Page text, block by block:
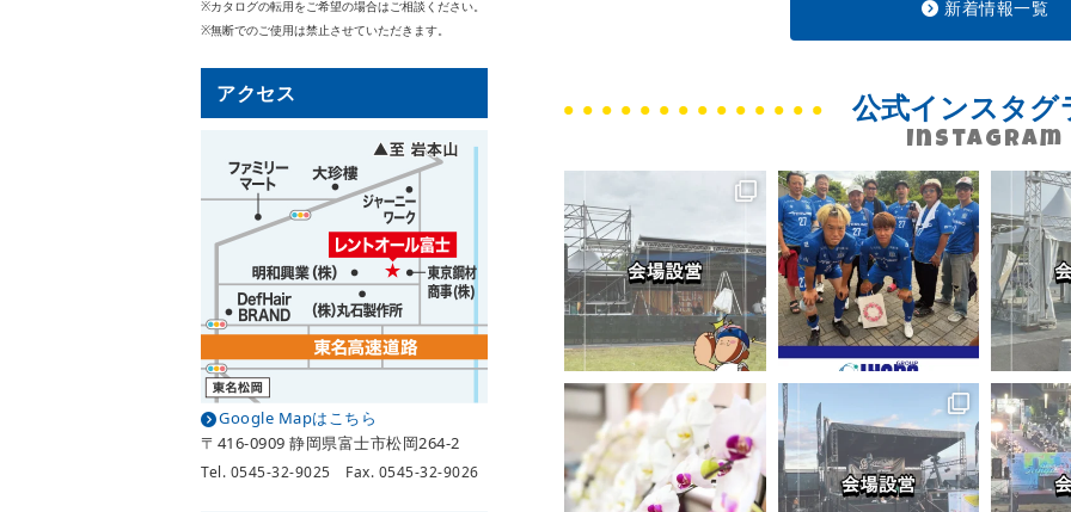
カタログの転用をご希望の場合はご相談ください。
無断でのご使用は禁止させていただきます。
アクセス
Google Mapはこちら
〒416-0909 静岡県富士市松岡264-2
Tel. 0545-32-9025 Fax. 0545-32-9026
新着情報一覧
公式インスタグ
Instagram